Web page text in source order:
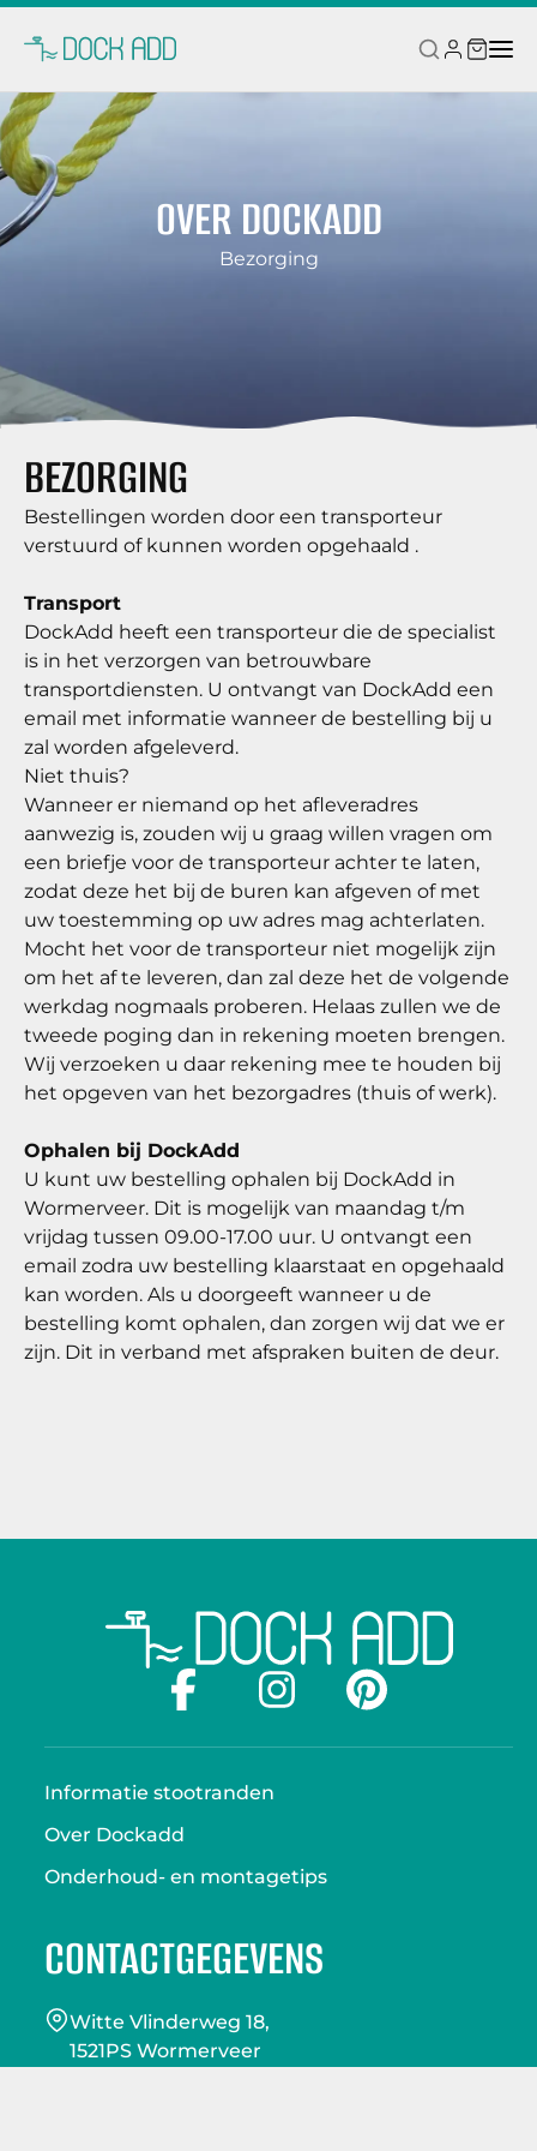
OVER DOCKADD
Bezorging
BEZORGING
Bestellingen worden door een transporteur
verstuurd of kunnen worden opgehaald .
Transport
DockAdd heeft een transporteur die de specialist
is in het verzorgen van betrouwbare
transportdiensten. U ontvangt van DockAdd een
email met informatie wanneer de bestelling bij u
zal worden afgeleverd.
Niet thuis?
Wanneer er niemand op het afleveradres
aanwezig is, zouden wij u graag willen vragen om
een briefje voor de transporteur achter te laten,
zodat deze het bij de buren kan afgeven of met
uw toestemming op uw adres mag achterlaten.
Mocht het voor de transporteur niet mogelijk zijn
om het af te leveren, dan zal deze het de volgende
werkdag nogmaals proberen. Helaas zullen we de
tweede poging dan in rekening moeten brengen.
Wij verzoeken u daar rekening mee te houden bij
het opgeven van het bezorgadres (thuis of werk).
Ophalen bij DockAdd
U kunt uw bestelling ophalen bij DockAdd in
Wormerveer. Dit is mogelijk van maandag t/m
vrijdag tussen 09.00-17.00 uur. U ontvangt een
email zodra uw bestelling klaarstaat en opgehaald
kan worden. Als u doorgeeft wanneer u de
bestelling komt ophalen, dan zorgen wij dat we er
zijn. Dit in verband met afspraken buiten de deur.
Informatie stootranden
Over Dockadd
Onderhoud- en montagetips
CONTACTGEGEVENS
Witte Vlinderweg 18,
1521PS Wormerveer